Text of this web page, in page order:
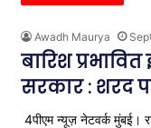
Awadh Maurya
बारिश
सरकार : शरद
4पीएम न्यूज़ नेटवर्क मुंबई।